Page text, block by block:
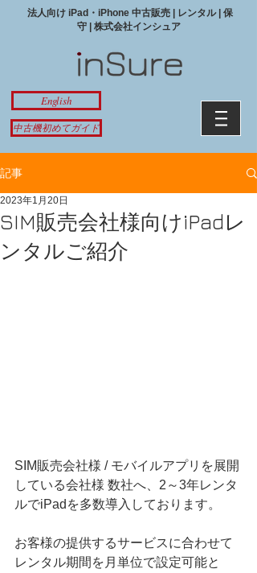
法人向け iPad・iPhone 中古販売 | レンタル | 保
守 | 株式会社インシュア
English
中古機初めてガイド
記事
SIM販売会社様向けiPadレ
ンタルご紹介
2023年1月20日
SIM販売会社様 / モバイルアプリを展開
している会社様 数社へ、2～3年レンタ
ルでiPadを多数導入しております。
お客様の提供するサービスに合わせて
レンタル期間を月単位で設定可能と